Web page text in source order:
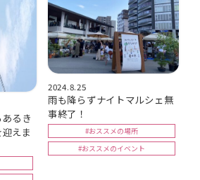
あるき
えま
2024.8.25
雨も降らずナイトマルシェ無
事終了！
#おススメの場所
#おススメのイベント